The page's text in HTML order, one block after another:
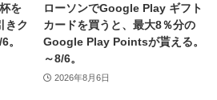
を
きク
。
ローソンでGoogle Play ギフト
カードを買うと、最大8％分の
Google Play Pointsが貰える。
～8/6。
2026年8月6日